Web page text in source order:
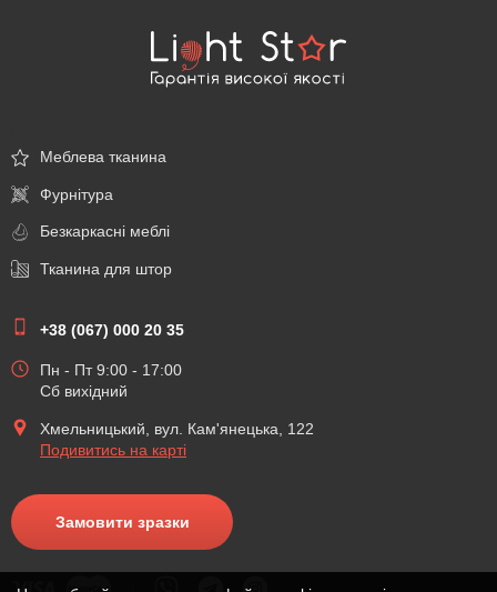
Меблева тканина
Фурнітура
Безкаркасні меблі
Тканина для штор
+38 (067) 000 20 35
Пн - Пт 9:00 - 17:00
Сб вихідний
Хмельницький, вул. Кам'янецька, 122
Подивитись на карті
Замовити зразки